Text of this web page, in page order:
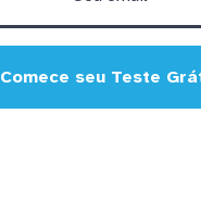
Comece seu Teste